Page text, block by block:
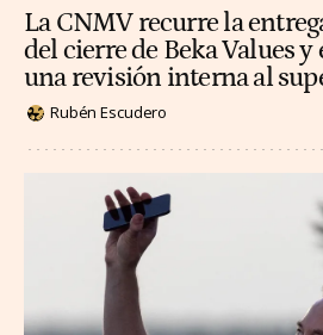
La CNMV recurre la
del cierre de Beka Values y
una revisión interna al
Rubén Escudero